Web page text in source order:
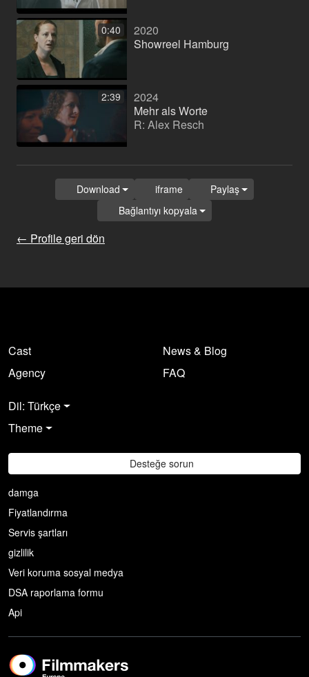
0:40
2020
Showreel Hamburg
2:39
2024
Mehr als Worte
R: Alex Resch
← Profile geri dön
Download iframe
Paylaş
Bağlantıyı kopyala
Cast
Agency
News & Blog
FAQ
Dil: Türkçe
Theme
Desteğe sorun
damga
Fiyatlandırma
Servis şartları
gizlilik
Veri koruma sosyal medya
DSA raporlama formu
Api